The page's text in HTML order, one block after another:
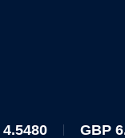
4.5480 GBP